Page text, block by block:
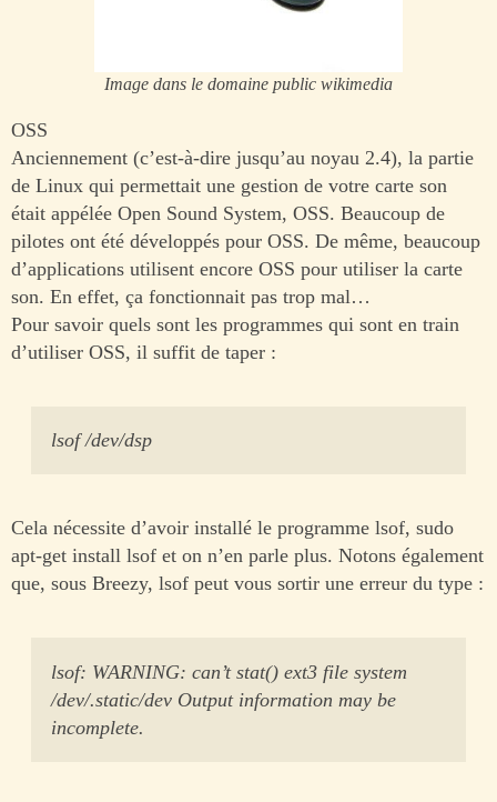
Image dans le domaine public wikimedia
OSS
Anciennement (c’est-à-dire jusqu’au noyau 2.4), la partie
de Linux qui permettait une gestion de votre carte son
était appélée Open Sound System, OSS. Beaucoup de
pilotes ont été développés pour OSS. De même, beaucoup
d’applications utilisent encore OSS pour utiliser la carte
son. En effet, ça fonctionnait pas trop mal…
Pour savoir quels sont les programmes qui sont en train
d’utiliser OSS, il suffit de taper :
lsof /dev/dsp
Cela nécessite d’avoir installé le programme lsof, sudo
apt-get install lsof et on n’en parle plus. Notons également
que, sous Breezy, lsof peut vous sortir une erreur du type :
lsof: WARNING: can’t stat() ext3 file system
/dev/.static/dev Output information may be
incomplete.